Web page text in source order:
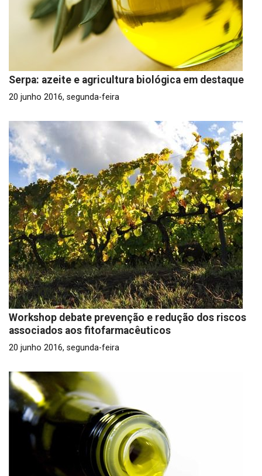
Serpa: azeite e agricultura biológica em destaque
20 junho 2016, segunda-feira
Workshop debate prevenção e redução dos riscos
associados aos fitofarmacêuticos
20 junho 2016, segunda-feira